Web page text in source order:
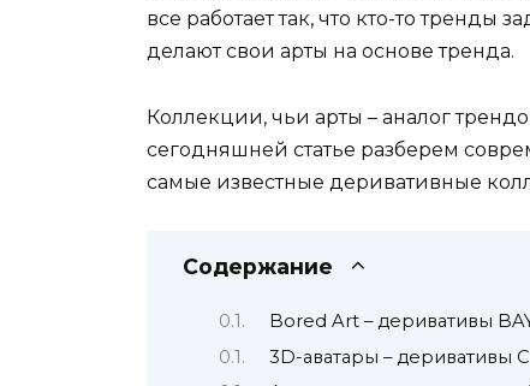
все работает так, что кто-то тренды
делают свои арты на основе тренда.
Коллекции, чьи арты – аналог
сегодняшней статье разберем
самые известные деривативные
Содержание
Bored Art – деривативы
3D-аватары – деривативы